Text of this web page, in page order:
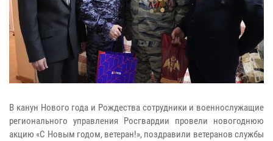
В канун Нового года и Рождества сотрудники и военнослужащие
регионального управления Росгвардии провели новогоднюю
акцию «С Новым годом, ветеран!», поздравили ветеранов службы